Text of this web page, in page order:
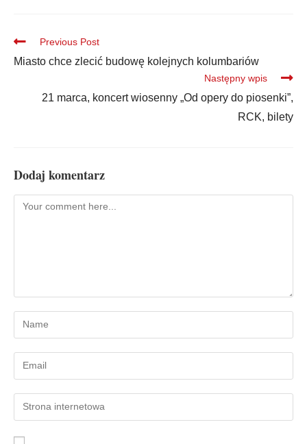
Previous Post
Miasto chce zlecić budowę kolejnych kolumbariów
Następny wpis
21 marca, koncert wiosenny „Od opery do piosenki”,
RCK, bilety
Dodaj komentarz